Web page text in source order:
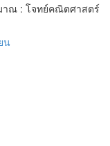
าณ : โจทย์คณิตศาสตร์
น